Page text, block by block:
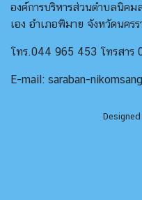
องค์การบริหารส่วนตำบลนิค
เอง อำเภอพิมาย จังหวัดนคร
โทร.044 965 453 โทรสาร
E-mail: saraban-